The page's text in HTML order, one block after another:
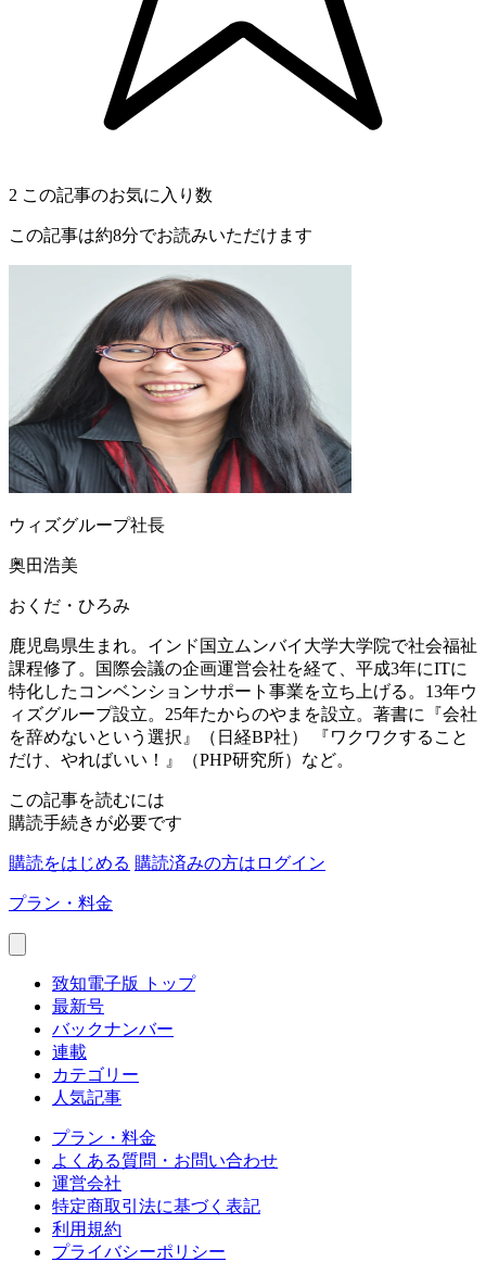
2 この記事のお気に入り数
この記事は約8分でお読みいただけます
ウィズグループ社長
奥田浩美
おくだ・ひろみ
鹿児島県生まれ。インド国立ムンバイ大学大学院で社会福祉
課程修了。国際会議の企画運営会社を経て、平成3年にITに
特化したコンベンションサポート事業を立ち上げる。13年ウ
ィズグループ設立。25年たからのやまを設立。著書に『会社
を辞めないという選択』（日経BP社） 『ワクワクすること
だけ、やればいい！』（PHP研究所）など。
この記事を読むには
購読手続きが必要です
購読をはじめる 購読済みの方はログイン
プラン・料金
致知電子版 トップ
最新号
バックナンバー
連載
カテゴリー
人気記事
プラン・料金
よくある質問・お問い合わせ
運営会社
特定商取引法に基づく表記
利用規約
プライバシーポリシー